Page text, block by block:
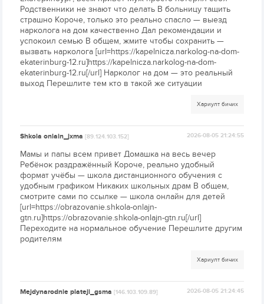
Родственники не знают что делать В больницу тащить
страшно Короче, только это реально спасло — выезд
нарколога на дом качественно Дал рекомендации и
успокоил семью В общем, жмите чтобы сохранить —
вызвать нарколога [url=https://kapelnicza.narkolog-na-dom-
ekaterinburg-12.ru]https://kapelnicza.narkolog-na-dom-
ekaterinburg-12.ru[/url] Нарколог на дом — это реальный
выход Перешлите тем кто в такой же ситуации
Хариулт бичих
Shkola onlain_jxma[89.124.103.152] 2026-08-05 21:24:55
Мамы и папы всем привет Домашка на весь вечер
Ребёнок раздражённый Короче, реально удобный
формат учёбы — школа дистанционного обучения с
удобным графиком Никаких школьных драм В общем,
смотрите сами по ссылке — школа онлайн для детей
[url=https://obrazovanie.shkola-onlajn-
gtn.ru]https://obrazovanie.shkola-onlajn-gtn.ru[/url]
Переходите на нормальное обучение Перешлите другим
родителям
Хариулт бичих
Mejdynarodnie plateji_gsma[146.103.109.89] 2026-08-05 21:24:45